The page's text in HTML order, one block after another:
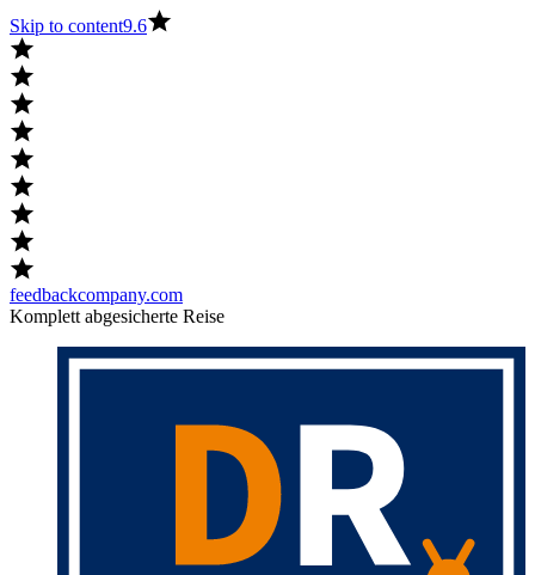
Skip to content9.6
feedbackcompany.com
Komplett abgesicherte Reise